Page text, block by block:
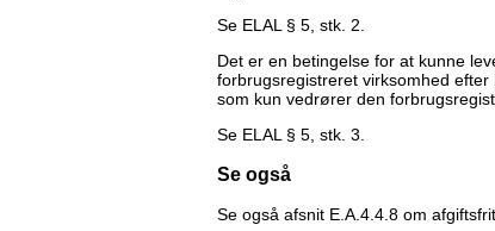
Se ELAL § 5, stk. 2.
Det er en betingelse for at kunne
forbrugsregistreret virksomhed efter
som kun vedrører den
Se ELAL § 5, stk. 3.
Se også
Se også afsnit E.A.4.4.8 om